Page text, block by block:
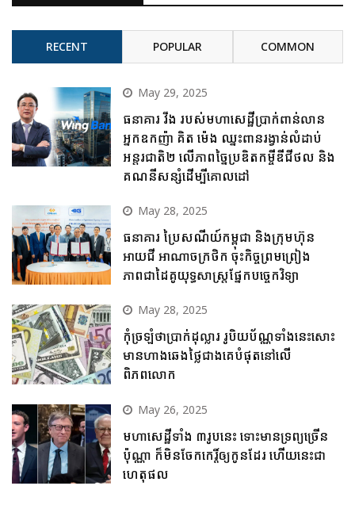
RECENT POPULAR COMMON
May 29, 2025
ធនាគារ វីង របស់មហាសេដ្ឋីប្រាក់ពាន់លាន
អ្នកឧកញ៉ា គិត ម៉េង ឈ្នះពានរង្វាន់លំដាប់
អន្តរជាតិ២ លើភាពច្នៃប្រឌិតកម្ចីឌីជីថល និង
គណនីសន្សំដើម្បីគោលដៅ
May 28, 2025
ធនាគារ ប្រៃសណីយ៍កម្ពុជា និងក្រុមហ៊ុន
អាយជី អាណាចក្រថិក ចុះកិច្ចព្រមព្រៀង
ភាពជាដៃគូយុទ្ធសាស្ត្រផ្នែកបច្ចេកវិទ្យា
May 28, 2025
កុំច្រឡំថាប្រាក់ដុល្លារ រូបិយប័ណ្ណទាំងនេះសោះ
មានហាងឆេងថ្លៃជាងគេបំផុតនៅលើ
ពិភពលោក
May 26, 2025
មហាសេដ្ឋីទាំង ៣រូបនេះ ទោះមានទ្រព្យច្រើន
ប៉ុណ្ណា ក៏មិនចែកកេរ្តិ៍ឲ្យកូនដែរ ហើយនេះជា
ហេតុផល